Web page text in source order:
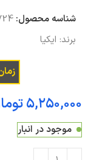
شناسه محصول:
برند: ایکیا
زمان
موجود در انبار